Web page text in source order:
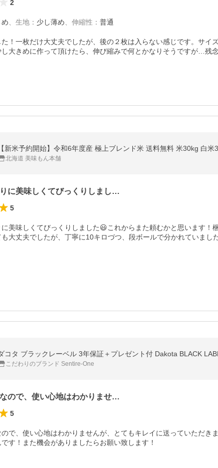
2
生地 ： 少し薄め 伸縮性 ： 普通
！一枚だけ大丈夫でしたが、後の２枚は入らない感じです。サイ
大きめに作って頂けたら、伸び縮みで何とかなりそうですが…残念
【新米予約開始】令和6年度産 極上ブレンド米 送料無料 米30kg 白
北海道 美味もん本舗
に美味しくてびっくりしまし…
5
美味しくてびっくりしました😃これからまた頼むかと思います！
も大丈夫でしたが、丁寧に10キロづつ、段ボールで分かれていまし
こだわりのブランド Sentire-One
ので、使い心地はわかりませ…
5
で、使い心地はわかりませんが、とてもキレイに送っていただき
す！また機会がありましたらお願い致します！